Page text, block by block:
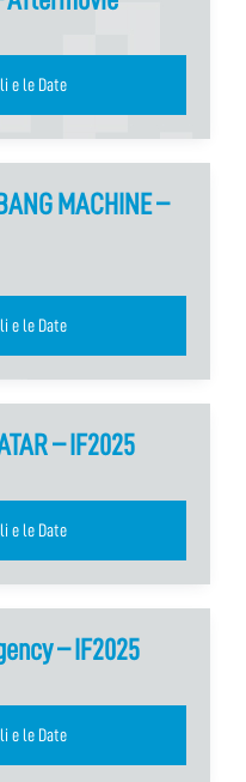
Vedi tutti i Dettagli e le Date
MACHINE –
Vedi tutti i Dettagli e le Date
– IF2025
Vedi tutti i Dettagli e le Date
– IF2025
Vedi tutti i Dettagli e le Date